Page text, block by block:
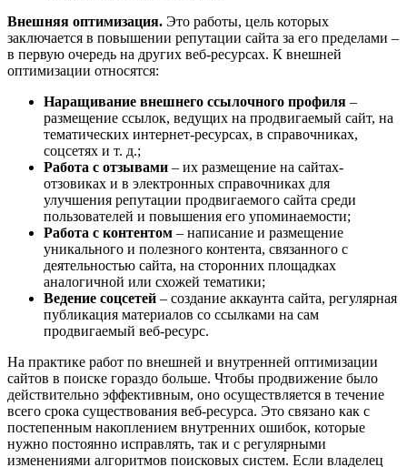
Внешняя оптимизация. Это работы, цель которых
заключается в повышении репутации сайта за его пределами –
в первую очередь на других веб-ресурсах. К внешней
оптимизации относятся:
Наращивание внешнего ссылочного профиля –
размещение ссылок, ведущих на продвигаемый сайт, на
тематических интернет-ресурсах, в справочниках,
соцсетях и т. д.;
Работа с отзывами – их размещение на сайтах-
отзовиках и в электронных справочниках для
улучшения репутации продвигаемого сайта среди
пользователей и повышения его упоминаемости;
Работа с контентом – написание и размещение
уникального и полезного контента, связанного с
деятельностью сайта, на сторонних площадках
аналогичной или схожей тематики;
Ведение соцсетей – создание аккаунта сайта, регулярная
публикация материалов со ссылками на сам
продвигаемый веб-ресурс.
На практике работ по внешней и внутренней оптимизации
сайтов в поиске гораздо больше. Чтобы продвижение было
действительно эффективным, оно осуществляется в течение
всего срока существования веб-ресурса. Это связано как с
постепенным накоплением внутренних ошибок, которые
нужно постоянно исправлять, так и с регулярными
изменениями алгоритмов поисковых систем. Если владелец